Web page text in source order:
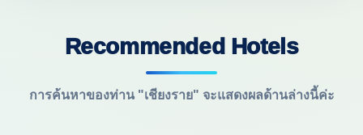
Recommended Hotels
การค้นหาของท่าน "เชียงราย" จะแสดงผลด้านล่างนี้ค่ะ